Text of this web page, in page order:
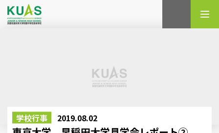
学校行事 2019.08.02